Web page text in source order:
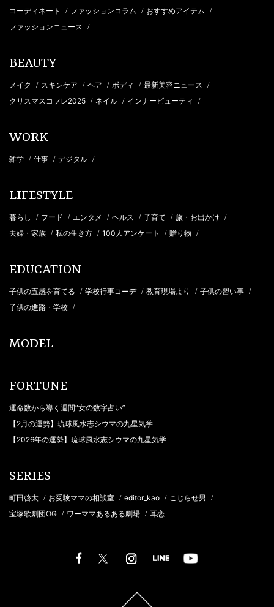
コーディネート / ファッションコラム / おすすめアイテム /
ファッションニュース /
BEAUTY
メイク / スキンケア / ヘア / ボディ / 最新美容ニュース /
クリスマスコフレ2025 / ネイル / インナービューティ /
WORK
雑学 / 仕事 / デジタル /
LIFESTYLE
暮らし / フード / エンタメ / ヘルス / 子育て / 旅・お出かけ /
夫婦・家族 / 私の生き方 / 100人アンケート / 贈り物 /
EDUCATION
子供の五感を育てる / 学校行事コーデ / 教育現場より / 子供の習い事 /
子供の進路・学校 /
MODEL
FORTUNE
運命数から導く週間“女の数字占い”
【2月の運勢】琉球風水志シウマの九星気学
【2026年の運勢】琉球風水志シウマの九星気学
SERIES
町田啓太 / お受験ママの相談室 / editor_kao / こじらせ男 /
宝塚歌劇団OG / ワーママあるある劇場 / 耳恋